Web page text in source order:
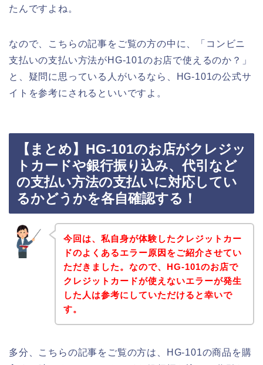
たんですよね。
なので、こちらの記事をご覧の方の中に、「コンビニ
支払いの支払い方法がHG-101のお店で使えるのか？」
と、疑問に思っている人がいるなら、HG-101の公式サ
イトを参考にされるといいですよ。
【まとめ】HG-101のお店がクレジッ
トカードや銀行振り込み、代引など
の支払い方法の支払いに対応してい
るかどうかを各自確認する！
今回は、私自身が体験したクレジットカー
ドのよくあるエラー原因をご紹介させてい
ただきました。なので、HG-101のお店で
クレジットカードが使えないエラーが発生
した人は参考にしていただけると幸いで
す。
多分、こちらの記事をご覧の方は、HG-101の商品を購